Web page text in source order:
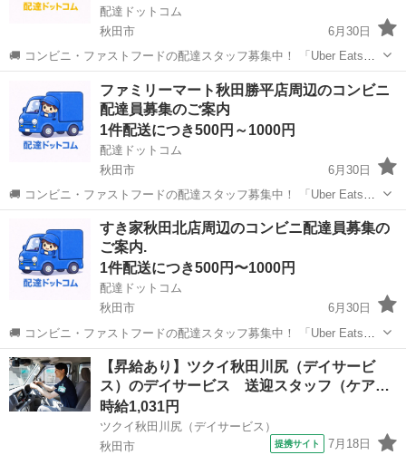
配達ドットコム
秋田市
6月30日
🚚 コンビニ・ファストフードの配達スタッフ募集中！ 「Uber Eats」
や「出前館」のように、配達専用アプリを使ってお仕事するスタイル
です。 オファー内容を見てから、受けるかどうかを自由に選べます！
✅ 業務内容...
モスバーガー
ファミリーマート秋田勝平店周辺のコンビニ
配達員募集のご案内
1件配送につき500円～1000円
配達ドットコム
秋田市
6月30日
🚚 コンビニ・ファストフードの配達スタッフ募集中！ 「Uber Eats」
や「出前館」のように、配達専用アプリを使ってお仕事するスタイル
です。 オファー内容を見てから、受けるかどうかを自由に選べます！
✅ 業務内容...
配送 ファミリーマート
すき家秋田北店周辺のコンビニ配達員募集の
ご案内.
1件配送につき500円〜1000円
配達ドットコム
秋田市
6月30日
🚚 コンビニ・ファストフードの配達スタッフ募集中！ 「Uber Eats」
や「出前館」のように、配達専用アプリを使ってお仕事するスタイル
です。 オファー内容を見てから、受けるかどうかを自由に選べます！
✅ 業務内容...
秋田 秋田市 配送 ファストフード
【昇給あり】ツクイ秋田川尻（デイサービ
ス）のデイサービス 送迎スタッフ（ケア
ド…
時給1,031円
ツクイ秋田川尻（デイサービス）
秋田市
提携サイト 7月18日